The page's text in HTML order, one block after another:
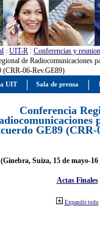
: UIT-R : Conferencias y
de Radiocomunicaciones
(CRR-06-Rev.GE89)
Conferencia
GE89 (CRR-
(Ginebra, Suiza, 15 de mayo-
Actas Finales
Expandir todo
UIT Sala de prensa